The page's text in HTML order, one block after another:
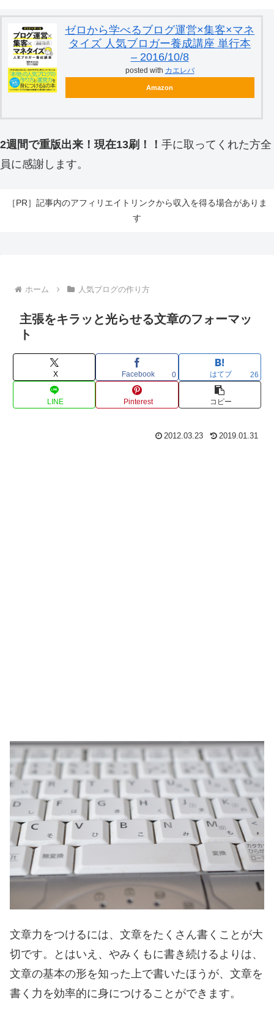
ゼロから学べるブログ運営×集客×マネ
タイズ 人気ブロガー養成講座 単行本
– 2016/10/8
posted with カエレバ
Amazon
2週間で重版出来！現在13刷！！ 手に取ってくれた方全
員に感謝します。
［PR］記事内のアフィリエイトリンクから収入を得る場合がありま
す
ホーム 人気ブログの作り方
主張をキラッと光らせる文章のフォーマッ
ト
X Facebook 0 はてブ 26
LINE Pinterest コピー
2012.03.23 2019.01.31
文章力をつけるには、文章をたくさん書くことが大
切です。とはいえ、やみくもに書き続けるよりは、
文章の基本の形を知った上で書いたほうが、文章を
書く力を効率的に身につけることができます。